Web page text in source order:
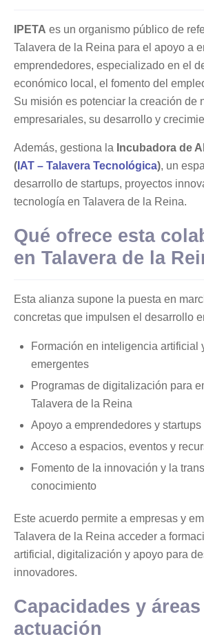
IPETA es un organismo público de
Talavera de la Reina para el apoyo a
emprendedores, especializado en el
económico local, el fomento del
Su misión es potenciar la creación de
empresariales, su desarrollo y
Además, gestiona la Incubadora de
( IAT – Talavera Tecnológica), un
desarrollo de startups, proyectos
tecnología en Talavera de la Reina.
Qué ofrece esta
en Talavera de la
Esta alianza supone la puesta en
concretas que impulsen el desarrollo
Formación en inteligencia artificial
emergentes
Programas de digitalización para
Talavera de la Reina
Apoyo a emprendedores y startups
Acceso a espacios, eventos y
Fomento de la innovación y la
conocimiento
Este acuerdo permite a empresas y
Talavera de la Reina acceder a
artificial, digitalización y apoyo para
innovadores.
Capacidades y
actuación